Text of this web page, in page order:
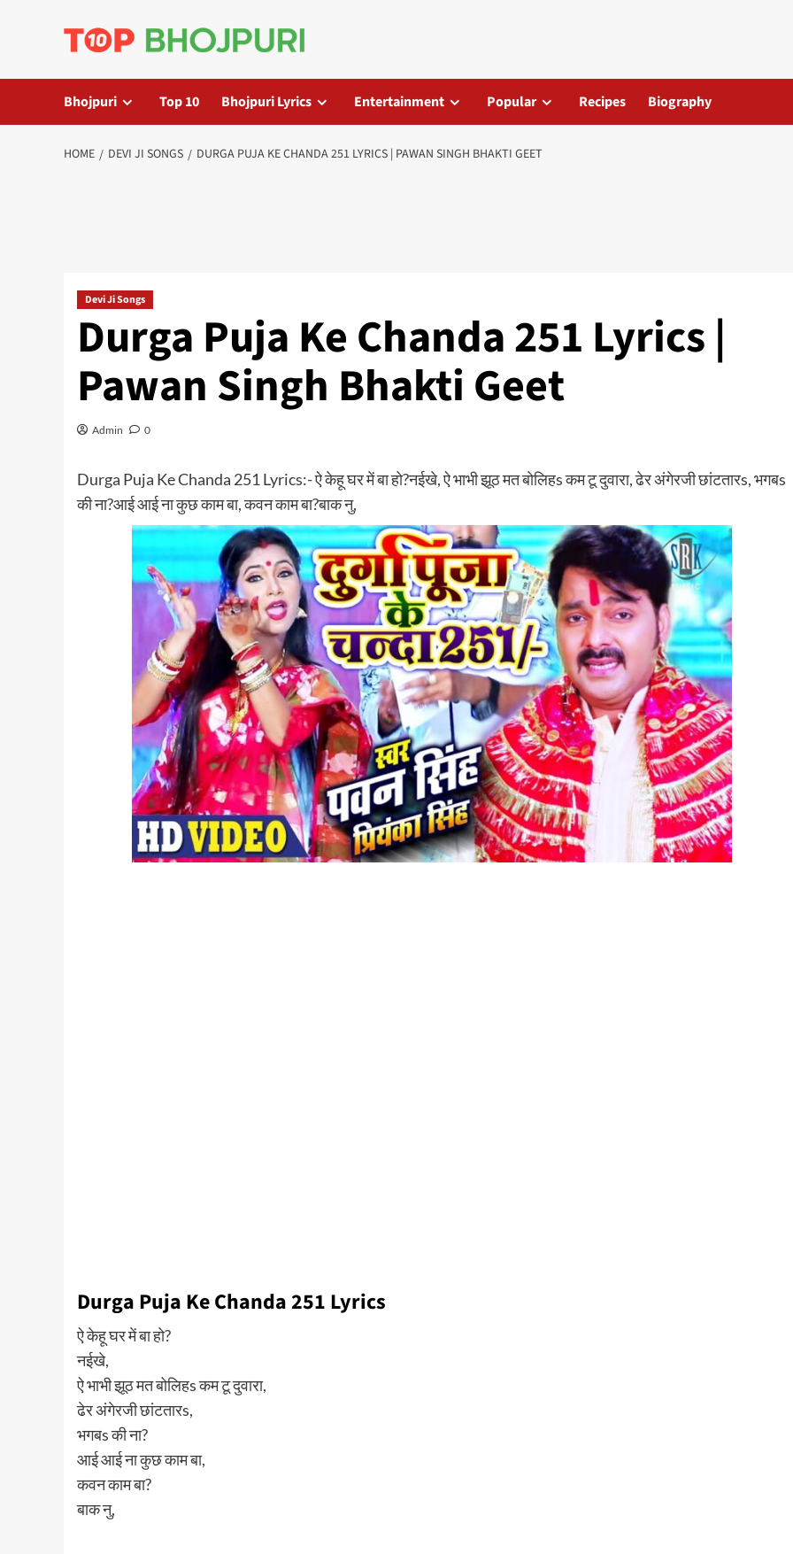
Bhojpuri Top 10 Bhojpuri Lyrics Entertainment Popular Recipes Biography
HOME DEVI JI SONGS DURGA PUJA KE CHANDA 251 LYRICS | PAWAN SINGH BHAKTI GEET
Devi Ji Songs
Durga Puja Ke Chanda 251 Lyrics |
Pawan Singh Bhakti Geet
Admin 0
Durga Puja Ke Chanda 251 Lyrics:- ऐ केहू घर में बा हो?नईखे, ऐ भाभी झूठ मत बोलिहs कम टू दुवारा, ढेर अंगेरजी छांटतारs, भगबs
की ना?आई आई ना कुछ काम बा, कवन काम बा?बाक नु,
Durga Puja Ke Chanda 251 Lyrics
ऐ केहू घर में बा हो?
नईखे,
ऐ भाभी झूठ मत बोलिहs कम टू दुवारा,
ढेर अंगेरजी छांटतारs,
भगबs की ना?
आई आई ना कुछ काम बा,
कवन काम बा?
बाक नु,